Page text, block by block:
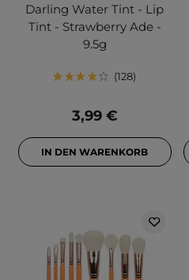
Darling Water Tint - Lip
Tint - Strawberry Ade -
9.5g
128
3,99 €
IN DEN WARENKORB